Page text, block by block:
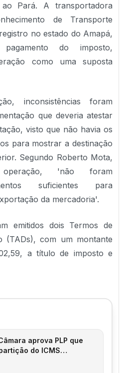
Pará. A transportadora
de Transporte
no estado do Amapá,
do imposto,
como uma suposta
inconsistências foram
que deveria atestar
visto que não havia os
para mostrar a destinação
Segundo Roberto Mota,
'não foram
suficientes para
da mercadoria'.
emitidos dois Termos de
(TADs), com um montante
a título de imposto e
aprova PLP que
do ICMS